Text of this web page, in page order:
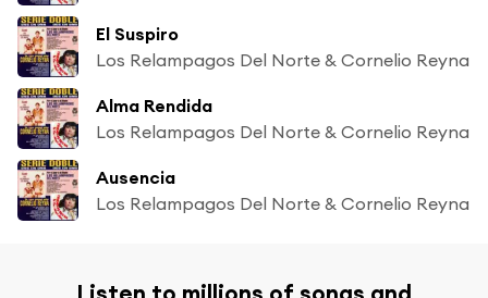
El Suspiro
Los Relampagos Del Norte & Cornelio Reyna
Alma Rendida
Los Relampagos Del Norte & Cornelio Reyna
Ausencia
Los Relampagos Del Norte & Cornelio Reyna